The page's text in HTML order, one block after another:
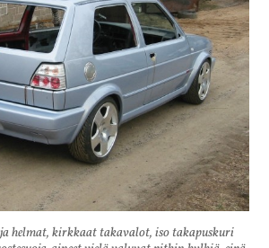
helmat, kirkkaat takavalot, iso takapuskuri